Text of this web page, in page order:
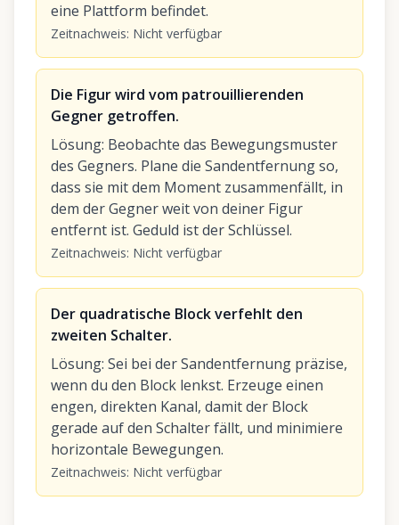
eine Plattform befindet.
Zeitnachweis: Nicht verfügbar
Die Figur wird vom patrouillierenden
Gegner getroffen.
Lösung: Beobachte das Bewegungsmuster
des Gegners. Plane die Sandentfernung so,
dass sie mit dem Moment zusammenfällt, in
dem der Gegner weit von deiner Figur
entfernt ist. Geduld ist der Schlüssel.
Zeitnachweis: Nicht verfügbar
Der quadratische Block verfehlt den
zweiten Schalter.
Lösung: Sei bei der Sandentfernung präzise,
wenn du den Block lenkst. Erzeuge einen
engen, direkten Kanal, damit der Block
gerade auf den Schalter fällt, und minimiere
horizontale Bewegungen.
Zeitnachweis: Nicht verfügbar